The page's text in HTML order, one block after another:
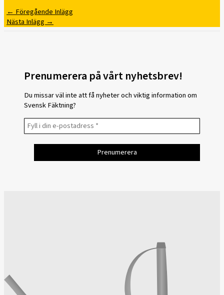
← Föregående Inlägg
Nästa Inlägg →
Prenumerera på vårt nyhetsbrev!
Du missar väl inte att få nyheter och viktig information om
Svensk Fäktning?